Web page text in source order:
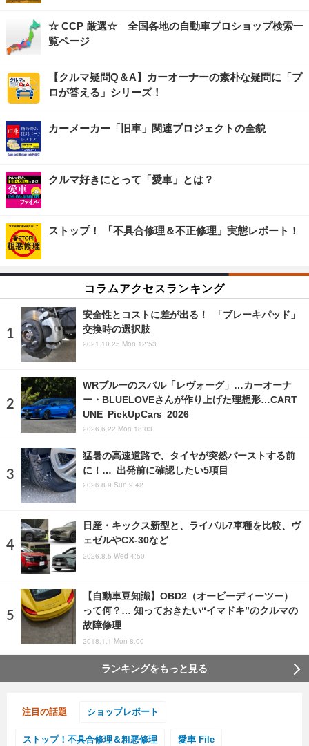
☆ CCP 厳選☆ 全国各地の自動車プロショップ検索一
覧ページ
【クルマ疑問Q＆A】カーオーナーの素朴な疑問に「プ
ロが答える」シリーズ！
カーメーカー「旧車」関連プロジェクトの全貌
クルマ好きにとって「愛車」とは？
ストップ！ 「不具合修理＆不正修理」実態レポート！
コラムアクセスランキング
安全性とコストに差が出る！ 「ブレーキパッド」
交換時の選択肢
2021.10.25 Mon 12:53
WRブルーのスバル「レヴォーグ」…カーオーナ
ー・BLUELOVEさんが作り上げた理想形…CART
UNE PickUpCars 2026
2026.6.22 Mon 18:03
猛暑の高速道路で、タイヤが突然バーストする前
に！… 出発前に確認したい5項目
2026.8.9 Sun 9:42
日産・キックス新型と、ライバル7車種を比較、ヴ
ェゼルやCX-30など
2026.8.5 Wed 4:50
【自動車豆知識】OBD2（オービーディーツー）
って何？… 知っておきたい“イマドキ”のクルマの
故障修理
2018.1.1 Mon 8:00
ランキングをもっと見る
注目の話題 ショップレポート
ストップ！不具合修理＆粗悪修理 愛車 File